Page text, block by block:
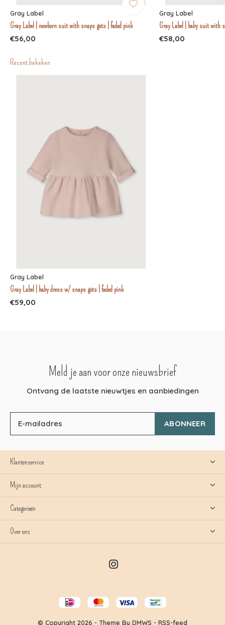
Gray Label
Gray Label | newborn suit with snaps gots | faded pink
€56,00
Gray Label
Gray Label | baby suit with
€58,00
Recent bekeken
Gray Label
Gray Label | baby dress w/ snaps gots | faded pink
€59,00
Meld je aan voor onze nieuwsbrief
Ontvang de laatste nieuwtjes en aanbiedingen
ABONNEER
Klantenservice
Mijn account
Categorieën
Over ons
© Copyright 2026 - Theme By DMWS - RSS-feed